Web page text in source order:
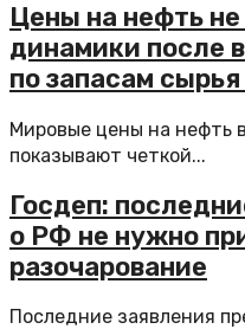
Цены на нефть
динамики после
по запасам
Мировые цены на нефть
показывают четкой...
Госдеп:
о РФ не нужно
разочарование
Последние заявления